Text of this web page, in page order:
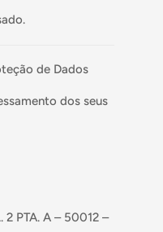
de Dados
dos seus
2 PTA. A – 50012 –